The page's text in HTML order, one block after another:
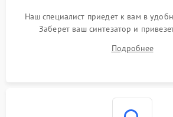
Наш специалист приедет к вам в
Заберет ваш синтезатор и
Подробнее